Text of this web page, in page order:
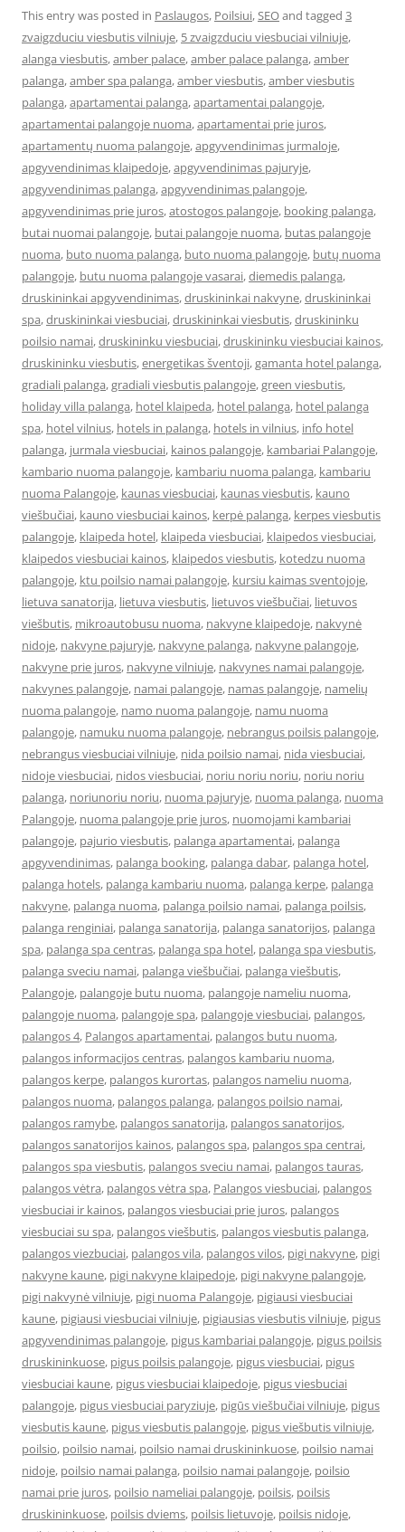
This entry was posted in Paslaugos, Poilsiui,SEOand tagged 3
zvaigzduciu viesbutis vilniuje, 5 zvaigzduciu viesbuciai vilniuje,
alanga viesbutis,amber palace,amber palace palanga,amber
palanga,amber spa palanga,amber viesbutis,amber viesbutis
palanga,apartamentai palanga,apartamentai palangoje,
apartamentai palangoje nuoma,apartamentai prie juros,
apartamentų nuoma palangoje,apgyvendinimas jurmaloje,
apgyvendinimas klaipedoje,apgyvendinimas pajuryje,
apgyvendinimas palanga,apgyvendinimas palangoje,
apgyvendinimas prie juros,atostogos palangoje, booking palanga,
butai nuomai palangoje, butai palangoje nuoma, butas palangoje
nuoma, buto nuoma palanga, buto nuoma palangoje, butų nuoma
palangoje, butu nuoma palangoje vasarai,diemedis palanga,
druskininkai apgyvendinimas,druskininkai nakvyne,druskininkai
spa,druskininkai viesbuciai,druskininkai viesbutis,druskininku
poilsio namai,druskininku viesbuciai,druskininku viesbuciai kainos,
druskininku viesbutis,energetikas šventoji,gamanta hotel palanga,
gradiali palanga,gradiali viesbutis palangoje,green viesbutis,
holiday villa palanga, hotel klaipeda, hotel palanga, hotel palanga
spa, hotel vilnius, hotels in palanga, hotels in vilnius, info hotel
palanga, jurmala viesbuciai, kainos palangoje, kambariai Palangoje,
kambario nuoma palangoje, kambariu nuoma palanga, kambariu
nuoma Palangoje, kaunas viesbuciai, kaunas viesbutis, kauno
viešbučiai, kauno viesbuciai kainos, kerpė palanga, kerpes viesbutis
palangoje, klaipeda hotel, klaipeda viesbuciai, klaipedos viesbuciai,
klaipedos viesbuciai kainos, klaipedos viesbutis, kotedzu nuoma
palangoje, ktu poilsio namai palangoje, kursiu kaimas sventojoje,
lietuva sanatorija, lietuva viesbutis, lietuvos viešbučiai, lietuvos
viešbutis, mikroautobusu nuoma, nakvyne klaipedoje, nakvynė
nidoje, nakvyne pajuryje, nakvyne palanga, nakvyne palangoje,
nakvyne prie juros, nakvyne vilniuje, nakvynes namai palangoje,
nakvynes palangoje, namai palangoje, namas palangoje, namelių
nuoma palangoje, namo nuoma palangoje, namu nuoma
palangoje, namuku nuoma palangoje, nebrangus poilsis palangoje,
nebrangus viesbuciai vilniuje, nida poilsio namai, nida viesbuciai,
nidoje viesbuciai, nidos viesbuciai, noriu noriu noriu, noriu noriu
palanga, noriunoriu noriu, nuoma pajuryje, nuoma palanga, nuoma
Palangoje, nuoma palangoje prie juros, nuomojami kambariai
palangoje, pajurio viesbutis, palanga apartamentai, palanga
apgyvendinimas, palanga booking, palanga dabar, palanga hotel,
palanga hotels, palanga kambariu nuoma, palanga kerpe, palanga
nakvyne, palanga nuoma, palanga poilsio namai, palanga poilsis,
palanga renginiai, palanga sanatorija, palanga sanatorijos, palanga
spa, palanga spa centras, palanga spa hotel, palanga spa viesbutis,
palanga sveciu namai, palanga viešbučiai, palanga viešbutis,
Palangoje, palangoje butu nuoma, palangoje nameliu nuoma,
palangoje nuoma, palangoje spa, palangoje viesbuciai, palangos,
palangos 4, Palangos apartamentai, palangos butu nuoma,
palangos informacijos centras, palangos kambariu nuoma,
palangos kerpe, palangos kurortas, palangos nameliu nuoma,
palangos nuoma, palangos palanga, palangos poilsio namai,
palangos ramybe, palangos sanatorija, palangos sanatorijos,
palangos sanatorijos kainos, palangos spa, palangos spa centrai,
palangos spa viesbutis, palangos sveciu namai, palangos tauras,
palangos vėtra, palangos vėtra spa, Palangos viesbuciai, palangos
viesbuciai ir kainos, palangos viesbuciai prie juros, palangos
viesbuciai su spa, palangos viešbutis, palangos viesbutis palanga,
palangos viezbuciai, palangos vila, palangos vilos, pigi nakvyne, pigi
nakvyne kaune, pigi nakvyne klaipedoje, pigi nakvyne palangoje,
pigi nakvynė vilniuje, pigi nuoma Palangoje, pigiausi viesbuciai
kaune, pigiausi viesbuciai vilniuje, pigiausias viesbutis vilniuje, pigus
apgyvendinimas palangoje, pigus kambariai palangoje, pigus poilsis
druskininkuose, pigus poilsis palangoje, pigus viesbuciai, pigus
viesbuciai kaune, pigus viesbuciai klaipedoje, pigus viesbuciai
palangoje, pigus viesbuciai paryziuje, pigūs viešbučiai vilniuje, pigus
viesbutis kaune, pigus viesbutis palangoje, pigus viešbutis vilniuje,
poilsio, poilsio namai, poilsio namai druskininkuose, poilsio namai
nidoje, poilsio namai palanga, poilsio namai palangoje, poilsio
namai prie juros, poilsio nameliai palangoje, poilsis, poilsis
druskininkuose, poilsis dviems, poilsis lietuvoje, poilsis nidoje,